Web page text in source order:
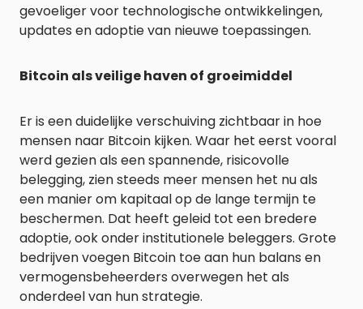
gevoeliger voor technologische ontwikkelingen,
updates en adoptie van nieuwe toepassingen.
Bitcoin als veilige haven of groeimiddel
Er is een duidelijke verschuiving zichtbaar in hoe
mensen naar Bitcoin kijken. Waar het eerst vooral
werd gezien als een spannende, risicovolle
belegging, zien steeds meer mensen het nu als
een manier om kapitaal op de lange termijn te
beschermen. Dat heeft geleid tot een bredere
adoptie, ook onder institutionele beleggers. Grote
bedrijven voegen Bitcoin toe aan hun balans en
vermogensbeheerders overwegen het als
onderdeel van hun strategie.